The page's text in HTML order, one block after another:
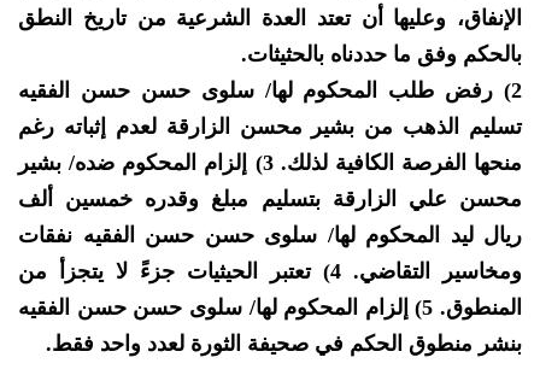
الإنفاق، وعليها أن تعتد العدة الشرعية من تاريخ النطق
بالحكم وفق ما حددناه بالحثيثات.
2) رفض طلب المحكوم لها/ سلوى حسن حسن الفقيه
تسليم الذهب من بشير محسن الزارقة لعدم إثباته رغم
منحها الفرصة الكافية لذلك. 3) إلزام المحكوم ضده/ بشير
محسن علي الزارقة بتسليم مبلغ وقدره خمسين ألف
ريال ليد المحكوم لها/ سلوى حسن حسن الفقيه نفقات
ومخاسير التقاضي. 4) تعتبر الحيثيات جزءً لا يتجزأ من
المنطوق. 5) إلزام المحكوم لها/ سلوى حسن حسن الفقيه
بنشر منطوق الحكم في صحيفة الثورة لعدد واحد فقط.